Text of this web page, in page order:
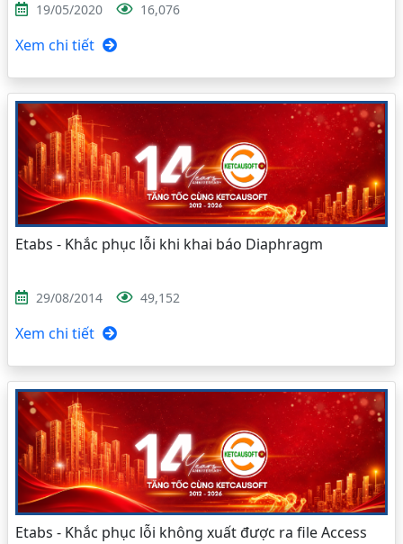
19/05/2020 16,076
Xem chi tiết
Etabs - Khắc phục lỗi khi khai báo Diaphragm
29/08/2014 49,152
Xem chi tiết
Etabs - Khắc phục lỗi không xuất được ra file Access